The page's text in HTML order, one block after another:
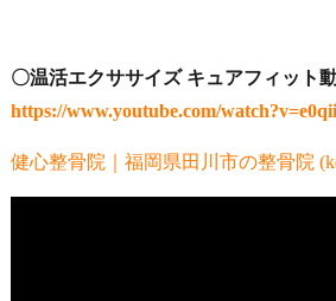
〇温活エクササイズ キュアフィット
https://www.youtube.com/
健心整骨院｜福岡県田川市の整骨院